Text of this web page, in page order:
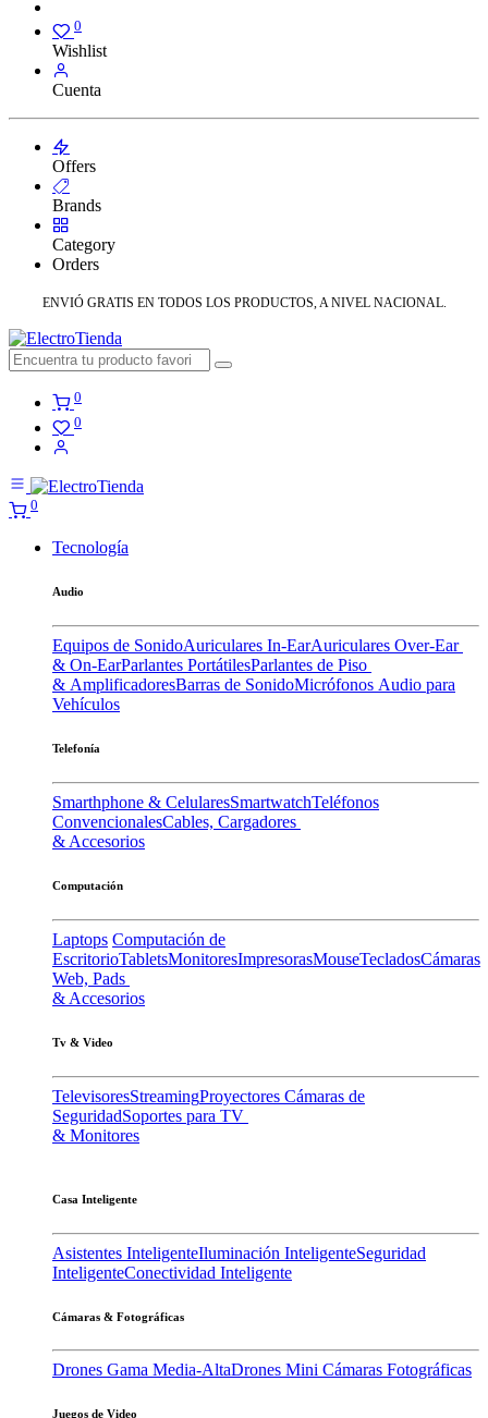
0
Wishlist
Cuenta
Offers
Brands
Category
Orders
ENVIÓ GRATIS EN TODOS LOS PRODUCTOS, A NIVEL NACIONAL.
0
0
0
Tecnología
Audio
Equipos de SonidoAuriculares In-EarAuriculares Over-Ear
& On-EarParlantes PortátilesParlantes de Piso
& AmplificadoresBarras de SonidoMicrófonos Audio para
Vehículos
Telefonía
Smarthphone & CelularesSmartwatchTeléfonos
ConvencionalesCables, Cargadores
& Accesorios
Computación
Laptops Computación de
EscritorioTabletsMonitoresImpresorasMouseTecladosCámaras
Web, Pads
& Accesorios
Tv & Video
TelevisoresStreamingProyectores Cámaras de
SeguridadSoportes para TV
& Monitores
Casa Inteligente
Asistentes InteligenteIluminación InteligenteSeguridad
InteligenteConectividad Inteligente
Cámaras & Fotográficas
Drones Gama Media-AltaDrones Mini Cámaras Fotográficas
Juegos de Video